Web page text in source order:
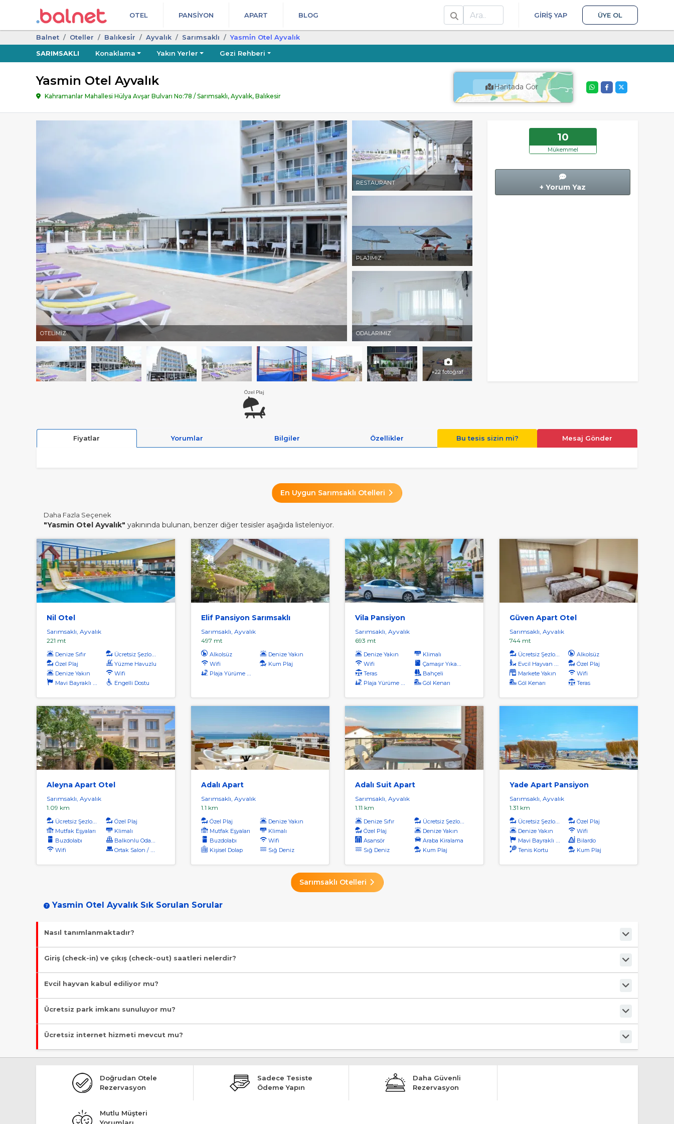
OTEL PANSIYON APART BLOG
Ara
GIRIŞ YAP ÜYE OL
Balnet Oteller Balıkesi̇r Ayvalık Sarımsaklı
Yasmi̇n Otel Ayvalık
SARIMSAKLI
Konaklama Yakın Yerler Gezi Rehberi
Yasmin Otel Ayvalık
Kahramanlar Mahallesi Hülya Avşar Bulvarı No:78 / Sarımsaklı, Ayvalık, Balıkesir
Haritada Gör
OTELİMİZ
RESTAURANT
PLAJIMIZ
ODALARIMIZ
+22 fotoğraf
10
Mükemmel
+ Yorum Yaz
Özel Plaj
Fiyatlar Yorumlar Bilgiler Özellikler Bu tesis sizin mi? Mesaj Gönder
En Uygun Sarımsaklı Otelleri
Daha Fazla Seçenek
"Yasmin Otel Ayvalık" yakınında bulunan, benzer diğer tesisler aşağıda listeleniyor.
Nil Otel
Sarımsaklı, Ayvalık
221 mt
Denize Sıfır
Ücretsiz Şezlong
Özel Plaj
Yüzme Havuzlu
Denize Yakın
Wifi
Mavi Bayraklı Plaj
Engelli Dostu
Elif Pansiyon Sarımsaklı
Sarımsaklı, Ayvalık
497 mt
Alkolsüz
Denize Yakın
Wifi
Kum Plaj
Plaja Yürüme Mesafesi
Vila Pansiyon
Sarımsaklı, Ayvalık
693 mt
Denize Yakın
Klimalı
Wifi
Çamaşır Yıkama
Teras
Bahçeli
Plaja Yürüme Mesafesi
Göl Kenarı
Güven Apart Otel
Sarımsaklı, Ayvalık
744 mt
Ücretsiz Şezlong
Alkolsüz
Evcil Hayvan Kabul
Özel Plaj
Markete Yakın
Wifi
Göl Kenarı
Teras
Aleyna Apart Otel
Sarımsaklı, Ayvalık
1.09 km
Ücretsiz Şezlong
Özel Plaj
Mutfak Eşyaları
Klimalı
Buzdolabı
Balkonlu Odalar
Wifi
Ortak Salon / Tv Alanı
Adalı Apart
Sarımsaklı, Ayvalık
1.1 km
Özel Plaj
Denize Yakın
Mutfak Eşyaları
Klimalı
Buzdolabı
Wifi
Kişisel Dolap
Sığ Deniz
Adalı Suit Apart
Sarımsaklı, Ayvalık
1.11 km
Denize Sıfır
Ücretsiz Şezlong
Özel Plaj
Denize Yakın
Asansör
Araba Kiralama
Sığ Deniz
Kum Plaj
Yade Apart Pansiyon
Sarımsaklı, Ayvalık
1.31 km
Ücretsiz Şezlong
Özel Plaj
Denize Yakın
Wifi
Mavi Bayraklı Plaj
Bilardo
Tenis Kortu
Kum Plaj
Sarımsaklı Otelleri
Yasmin Otel Ayvalık Sık Sorulan Sorular
Nasıl tanımlanmaktadır?
Tesis Otel statüsündedir. Öne çıkan özellikleri "Özel Plaj" şeklindedir.
Giriş (check-in) ve çıkış (check-out) saatleri nelerdir?
Giriş en erken 13:00, çıkış en geç 11:00 saatindedir.
Evcil hayvan kabul ediliyor mu?
Malesef, evcil hayvan kabul edilmiyor!
Ücretsiz park imkanı sunuluyor mu?
Evet, ücretsiz park imkanı mevcut.
Ücretsiz internet hizmeti mevcut mu?
Evet, ücretsiz internet hizmeti sunuluyor.
Doğrudan Otele
Rezervasyon
Sadece Tesiste
Ödeme Yapın
Daha Güvenli
Rezervasyon
Mutlu Müşteri